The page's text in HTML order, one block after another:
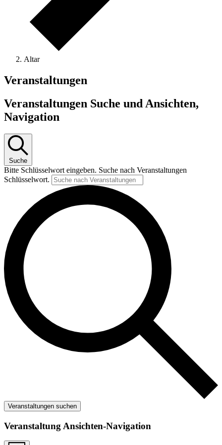
Altar
Veranstaltungen
Veranstaltungen Suche und Ansichten,
Navigation
Suche
Bitte Schlüsselwort eingeben. Suche nach Veranstaltungen
Schlüsselwort.
Veranstaltungen suchen
Veranstaltung Ansichten-Navigation